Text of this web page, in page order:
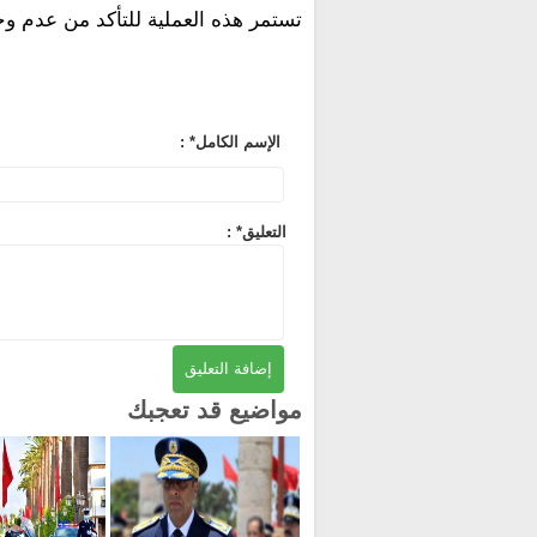
تستمر هذه العملية للتأكد من
: *الإسم الكامل
: *التعليق
مواضيع قد تعجبك